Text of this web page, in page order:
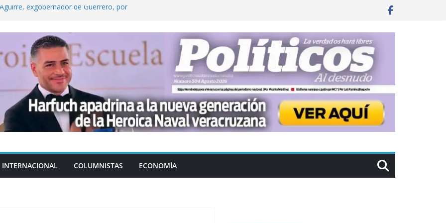
exgobernador de Guerrero, por
Aguirre no es asunto político: Sheinbaum
hora y sede para el examen de
Cuitláhuac García Jiménez desapareció
INTERNACIONAL COLUMNISTAS ECONOMÍA